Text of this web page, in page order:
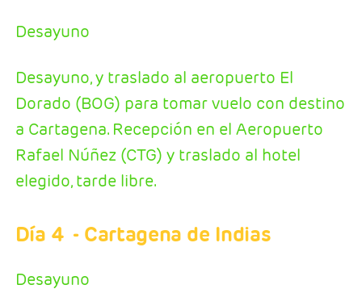
Desayuno
Desayuno, y traslado al aeropuerto El
Dorado (BOG) para tomar vuelo con destino
a Cartagena. Recepción en el Aeropuerto
Rafael Núñez (CTG) y traslado al hotel
elegido, tarde libre.
Día 4 - Cartagena de Indias
Desayuno